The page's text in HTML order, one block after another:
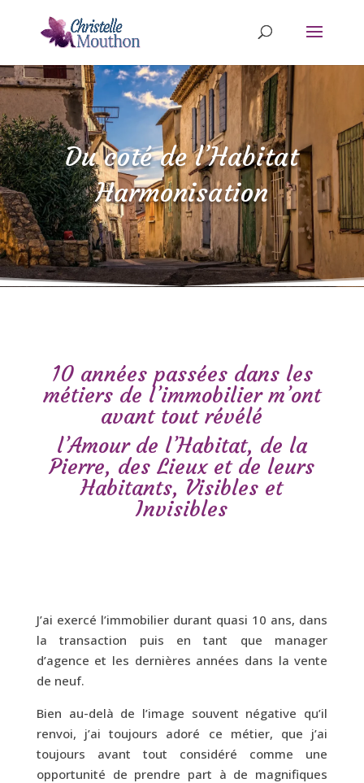
Du coté de l’Habitat
Harmonisation
10 années passées dans les
métiers de l’immobilier m’ont
avant tout révélé
l’Amour de l’Habitat, de la
Pierre, des Lieux et de leurs
Habitants, Visibles et
Invisibles
J’ai exercé l’immobilier durant quasi 10 ans, dans
la transaction puis en tant que manager
d’agence et les dernières années dans la vente
de neuf.
Bien au-delà de l’image souvent négative qu’il
renvoi, j’ai toujours adoré ce métier, que j’ai
toujours avant tout considéré comme une
opportunité de prendre part à de magnifiques